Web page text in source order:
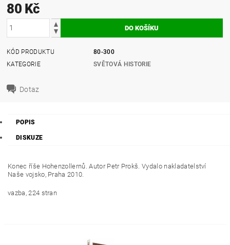
80 Kč
KÓD PRODUKTU
80-300
KATEGORIE
SVĚTOVÁ HISTORIE
Dotaz
POPIS
DISKUZE
Konec říše Hohenzollernů. Autor Petr Prokš. Vydalo nakladatelství
Naše vojsko, Praha 2010.
vazba, 224 stran